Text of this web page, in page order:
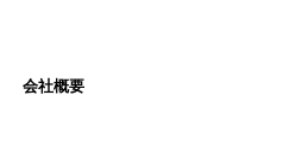
会社概要